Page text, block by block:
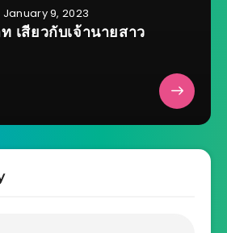
January 9, 2023
เสียวกับเจ้านายสาว